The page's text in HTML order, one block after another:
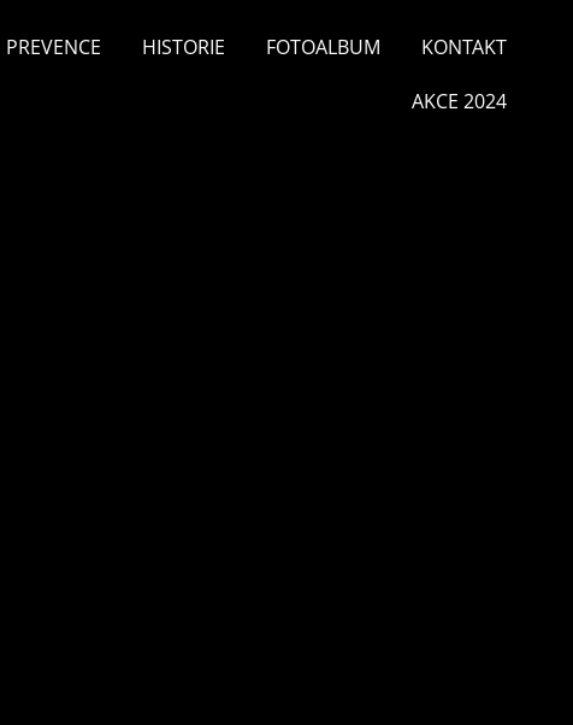
PREVENCE HISTORIE FOTOALBUM KONTAKT
AKCE 2024